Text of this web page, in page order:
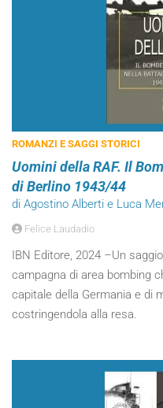
ROMANZI E SAGGI STORICI
Uomini della RAF. Il
di Berlino 1943/44
di Agostino Alberti e Luca
Felice Laudadio
IBN Editore, 2024 –Un
campagna di area bombing
capitale della Germania e di
costringendola alla resa.